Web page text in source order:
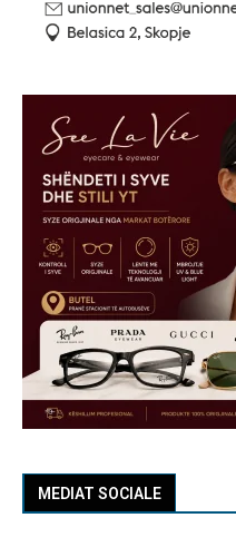
MEDIAT SOCIALE